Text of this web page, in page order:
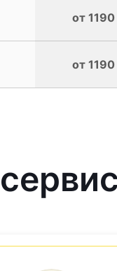
от
от